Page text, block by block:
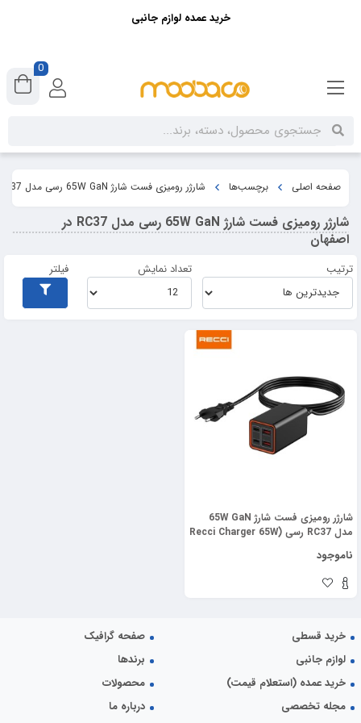
صفحه اصلی برچسب‌ها شارژر رومیزی فست شارژ 65W GaN رسی مدل RC37 در اصفهان
شارژر رومیزی فست شارژ 65W GaN رسی مدل RC37 در
اصفهان
ترتیب تعداد نمایش فیلتر
شارژر رومیزی فست شارژ 65W GaN
مدل RC37 رسی (Recci Charger 65W
ناموجود
خرید قسطی
صفحه گرافیک
لوازم جانبی
برندها
خرید عمده (استعلام قیمت)
محصولات
مجله تخصصی
درباره ما
خرید عمده لوازم جانبی
0